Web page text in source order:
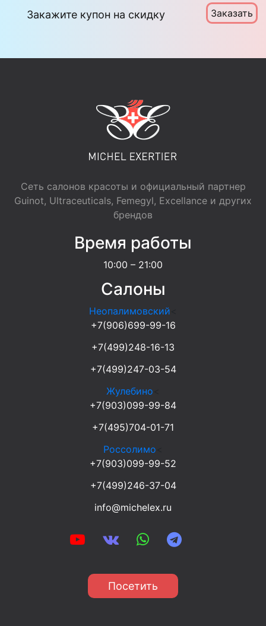
Закажите купон на скидку Заказать
Сеть салонов красоты и официальный партнер
Guinot, Ultraceuticals, Femegyl, Excellance и других
брендов
Время работы
10:00 – 21:00
Салоны
Неопалимовский
+7(906)699-99-16
+7(499)248-16-13
+7(499)247-03-54
Жулебино
+7(903)099-99-84
+7(495)704-01-71
Россолимо
+7(903)099-99-52
+7(499)246-37-04
info@michelex.ru
Посетить